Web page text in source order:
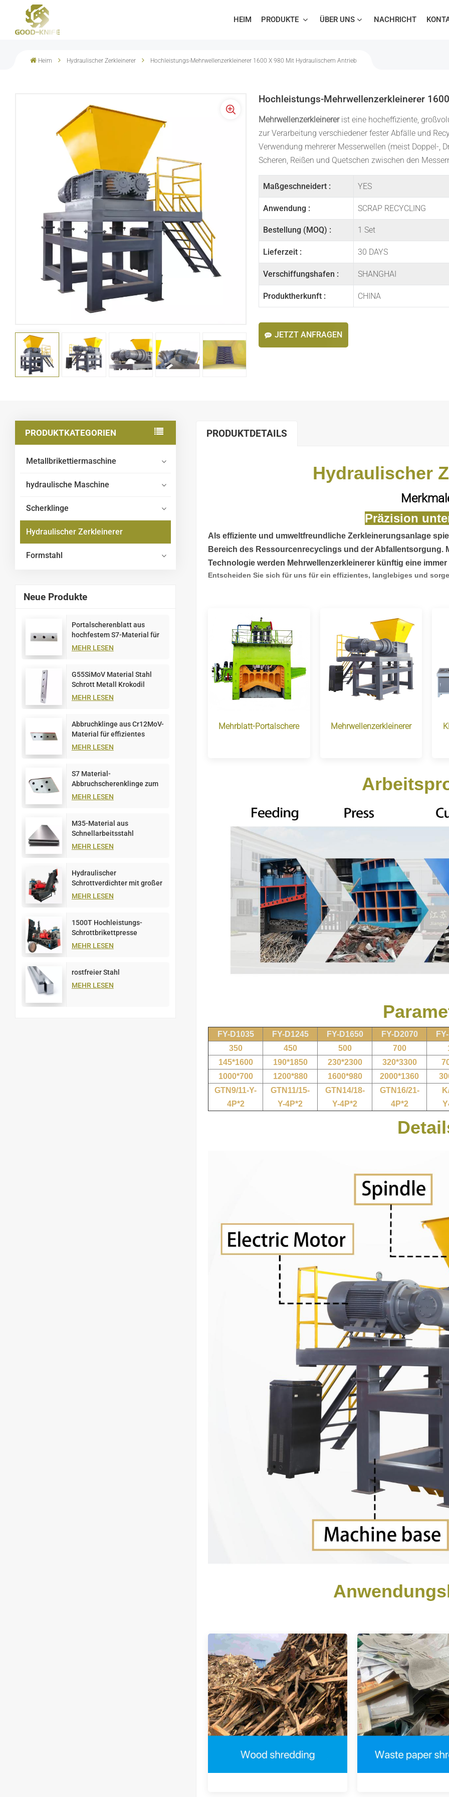
HEIM PRODUKTE ÜBER UNS NACHRICHT
Heim Hydraulischer Zerkleinerer Hochleistungs-Mehrwellenzerkleinerer 1600 X 980 Mit Hydraulischem Antrieb
Hochleistungs-Mehrwellenzerkleinerer
Mehrwellenzerkleinererist eine hocheffiziente,
zur Verarbeitung verschiedener fester Abfälle und
Verwendung mehrerer Messerwellen (meist Doppel-,
Scheren, Reißen und Quetschen zwischen den
Maßgeschneidert : YES
Anwendung : SCRAP RECYCLING
Bestellung (MOQ) : 1 Set
Lieferzeit : 30 DAYS
Verschiffungshafen : SHANGHAI
Produktherkunft : CHINA
JETZT ANFRAGEN
PRODUKTKATEGORIEN
Metallbrikettiermaschine
hydraulische Maschine
Scherklinge
Hydraulischer Zerkleinerer
Formstahl
Neue Produkte
Portalscherenblatt aus
hochfestem S7-Material für
Schrottplatten
MEHR LESEN
G55SiMoV Material Stahl
Schrott Metall Krokodil
Schere Klinge
MEHR LESEN
Abbruchklinge aus Cr12MoV-
Material für effizientes
Metallschneiden
MEHR LESEN
S7 Material-
Abbruchscherenklinge zum
Schneiden von Metallplatten
MEHR LESEN
M35-Material aus
Schnellarbeitsstahl
MEHR LESEN
Hydraulischer
Schrottverdichter mit großer
Kapazität, 1000 t
MEHR LESEN
1500T Hochleistungs-
Schrottbrikettpresse
MEHR LESEN
rostfreier Stahl
MEHR LESEN
PRODUKTDETAILS
Hydraulischer
Präzision
Als effiziente und umweltfreundliche Zerkleinerungsanlage
Bereich des Ressourcenrecyclings und der Abfallentsorgung.
Technologie werden Mehrwellenzerkleinerer künftig eine
Entscheiden Sie sich für uns für ein effizientes, langlebiges und
Mehrblatt-Portalschere Mehrwellenzerkleinerer
FY-D1035 FY-D1245 FY-D1650 FY-D2070
350
450 500 700
145*1600
190*1850 230*2300 320*3300
1000*700
1200*880 1600*980 2000*1360
GTN9/11-Y-
4P*2
GTN11/15-
Y-4P*2
GTN14/18-
Y-4P*2
GTN16/21-
4P*2